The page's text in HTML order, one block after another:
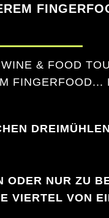
& FOOD
FINGERFOOD...
ODER NUR ZU
VIERTEL VON